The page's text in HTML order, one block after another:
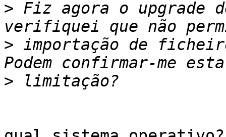
> Fiz agora o upgrade
> importação de
>